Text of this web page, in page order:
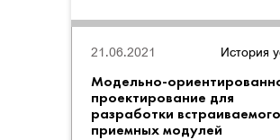
История
Модельно-
проектирование для
разработки
приемных модулей
21.06.2021